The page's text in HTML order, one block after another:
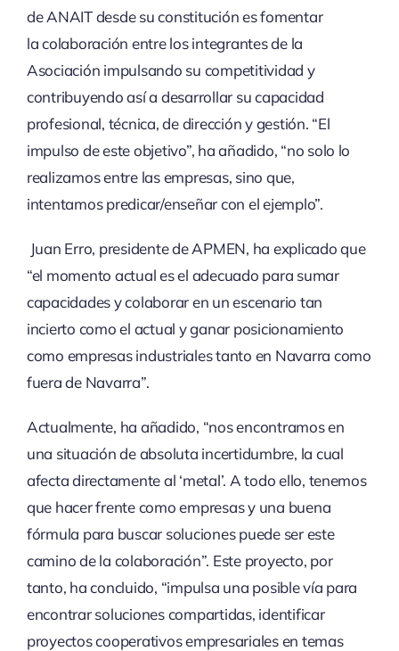
de ANAIT desde su constitución es fomentar
la colaboración entre los integrantes de la
Asociación impulsando su competitividad y
contribuyendo así a desarrollar su capacidad
profesional, técnica, de dirección y gestión. “El
impulso de este objetivo”, ha añadido, “no solo lo
realizamos entre las empresas, sino que,
intentamos predicar/enseñar con el ejemplo”.
Juan Erro, presidente de APMEN, ha explicado que
“el momento actual es el adecuado para sumar
capacidades y colaborar en un escenario tan
incierto como el actual y ganar posicionamiento
como empresas industriales tanto en Navarra como
fuera de Navarra”.
Actualmente, ha añadido, “nos encontramos en
una situación de absoluta incertidumbre, la cual
afecta directamente al ‘metal’. A todo ello, tenemos
que hacer frente como empresas y una buena
fórmula para buscar soluciones puede ser este
camino de la colaboración”. Este proyecto, por
tanto, ha concluido, “impulsa una posible vía para
encontrar soluciones compartidas, identificar
proyectos cooperativos empresariales en temas